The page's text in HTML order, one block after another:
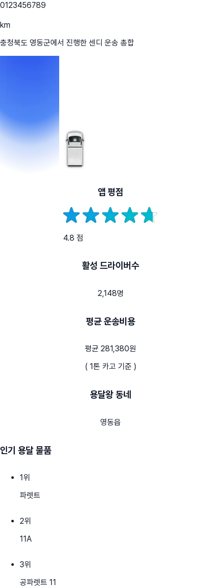
0123456789
km
충청북도 영동군에서 진행한 센디 운송 총합
앱 평점
4.8 점
활성 드라이버수
2,148명
평균 운송비용
평균 281,380원
( 1톤 카고 기준 )
용달왕 동네
영동읍
인기 용달 물품
1위
파렛트
2위
11A
3위
공파렛트 11